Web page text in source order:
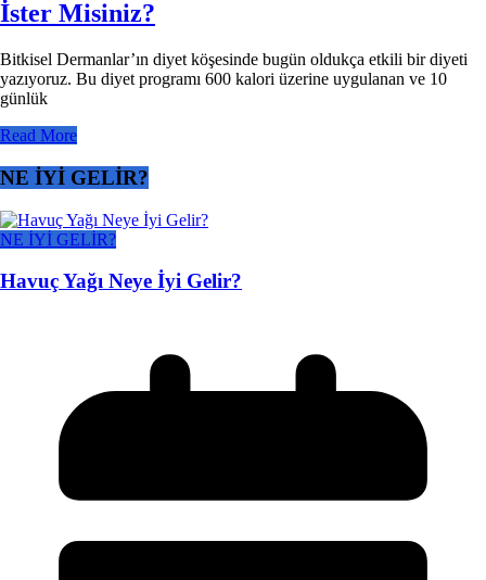
İster Misiniz?
Bitkisel Dermanlar’ın diyet köşesinde bugün oldukça etkili bir diyeti
yazıyoruz. Bu diyet programı 600 kalori üzerine uygulanan ve 10
günlük
Read More
NE İYİ GELİR?
NE İYİ GELİR?
Havuç Yağı Neye İyi Gelir?